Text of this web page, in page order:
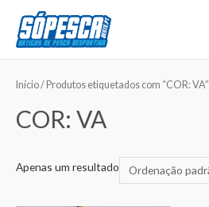
Início/ Produtos etiquetados com “COR: VA”
COR: VA
Apenas um resultado